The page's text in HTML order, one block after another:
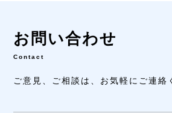
お問い合わせ
Contact
ご意見、ご相談は、 お気軽にご連絡